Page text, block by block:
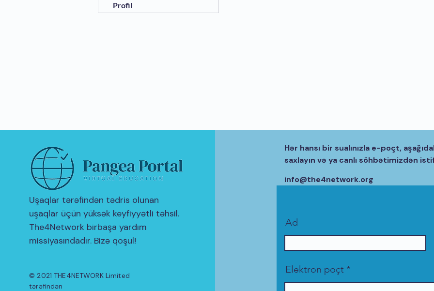
Profil
Uşaqlar tərəfindən tədris olunan
uşaqlar üçün yüksək keyfiyyətli təhsil.
The4Network birbaşa yardım
missiyasındadır. Bizə qoşul!
© 2021 THE4NETWORK Limited
tərəfindən
Hər hansı bir sualınızla e-poçt,
saxlayın və ya canlı söhbətimizdən
info@the4network.org
Ad
Elektron poçt